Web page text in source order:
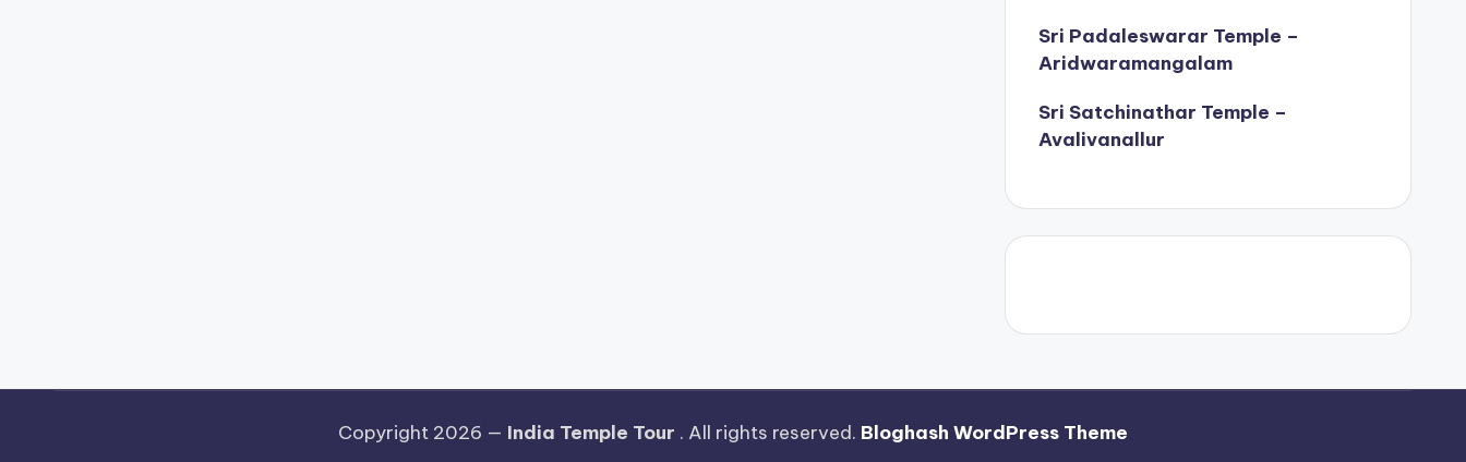
Sri Padaleswarar Temple –
Aridwaramangalam
Sri Satchinathar Temple –
Avalivanallur
Copyright 2026 — India Temple Tour . All rights reserved. Bloghash WordPress Theme